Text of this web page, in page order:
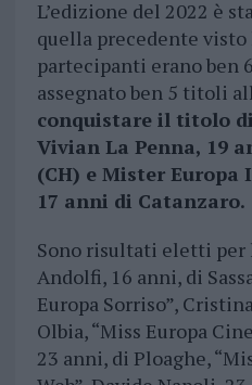
L’edizione del 2022 è
quella precedente visto
partecipanti erano ben
assegnato ben 5 titoli
conquistare il titolo
Vivian La Penna, 19
(CH) e Mister Europa
17 anni di Catanzaro.
Sono risultati eletti per
Andolfi, 16 anni, di
Europa Sorriso”,
Olbia, “Miss Europa
23 anni, di Ploaghe,